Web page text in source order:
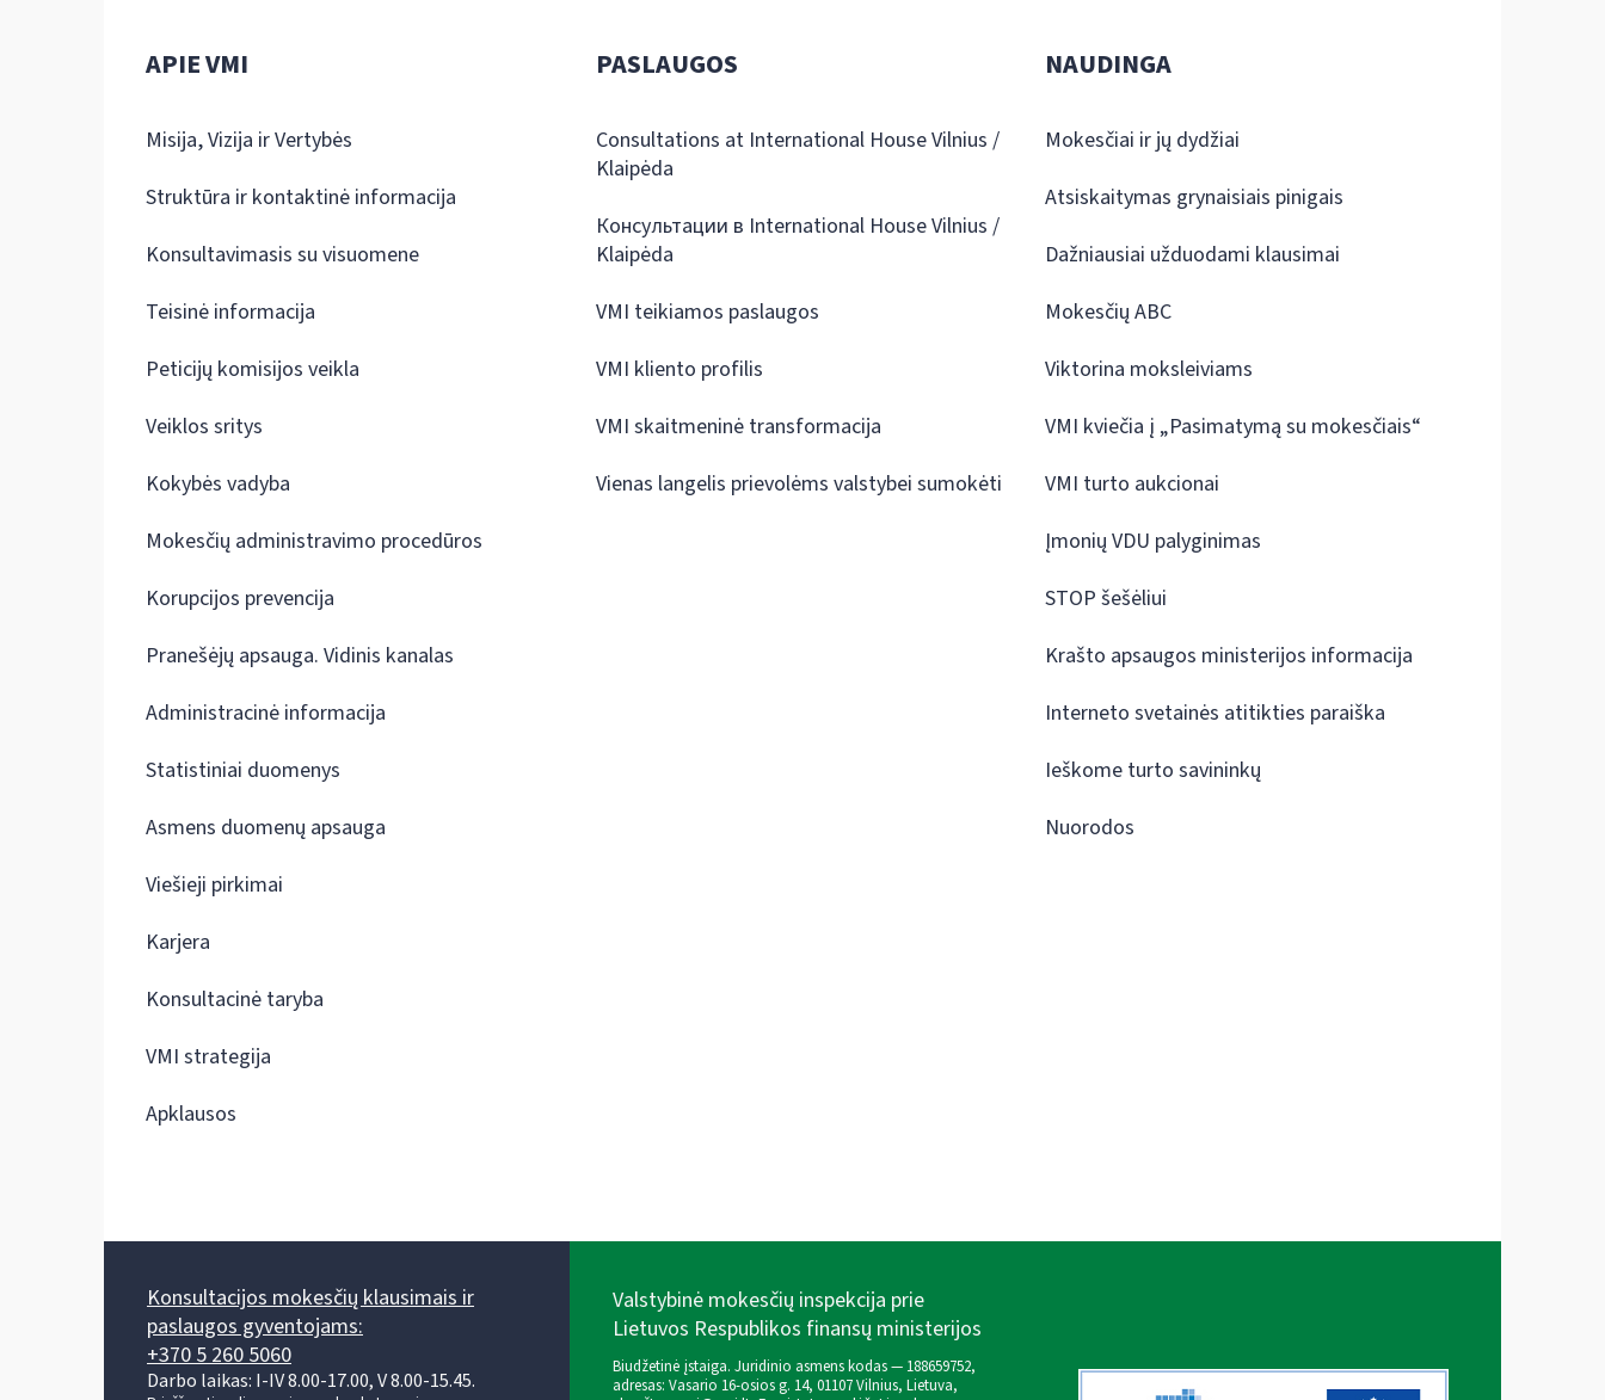
APIE VMI
Misija, Vizija ir Vertybės
Struktūra ir kontaktinė informacija
Konsultavimasis su visuomene
Teisinė informacija
Peticijų komisijos veikla
Veiklos sritys
Kokybės vadyba
Mokesčių administravimo procedūros
Korupcijos prevencija
Pranešėjų apsauga. Vidinis kanalas
Administracinė informacija
Statistiniai duomenys
Asmens duomenų apsauga
Viešieji pirkimai
Karjera
Konsultacinė taryba
VMI strategija
Apklausos
PASLAUGOS
Consultations at International House Vilnius /
Klaipėda
Консультации в International House Vilnius /
Klaipėda
VMI teikiamos paslaugos
VMI kliento profilis
VMI skaitmeninė transformacija
Vienas langelis prievolėms valstybei sumokėti
NAUDINGA
Mokesčiai ir jų dydžiai
Atsiskaitymas grynaisiais pinigais
Dažniausiai užduodami klausimai
Mokesčių ABC
Viktorina moksleiviams
VMI kviečia į „Pasimatymą su mokesčiais“
VMI turto aukcionai
Įmonių VDU palyginimas
STOP šešėliui
Krašto apsaugos ministerijos informacija
Interneto svetainės atitikties paraiška
Ieškome turto savininkų
Nuorodos
Konsultacijos mokesčių klausimais ir
paslaugos gyventojams:
+370 5 260 5060
Darbo laikas: I-IV 8.00-17.00, V 8.00-15.45.
Valstybinė mokesčių inspekcija prie
Lietuvos Respublikos finansų ministerijos
Biudžetinė įstaiga. Juridinio asmens kodas — 188659752,
adresas: Vasario 16-osios g. 14, 01107 Vilnius, Lietuva,